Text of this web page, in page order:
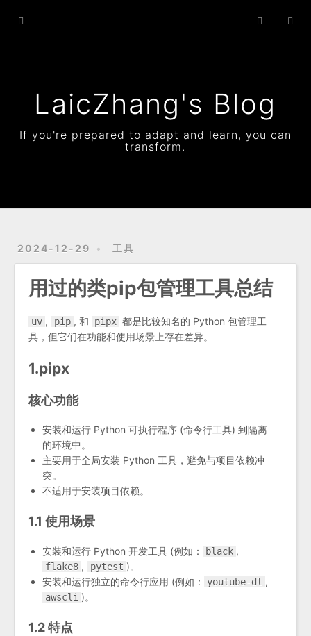
LaicZhang's Blog
If you're prepared to adapt and learn, you can
transform.
2024-12-29 工具
用过的类pip包管理工具总结
uv , pip , 和 pipx 都是比较知名的 Python 包管理工
具，但它们在功能和使用场景上存在差异。
1.pipx
核心功能
安装和运行 Python 可执行程序 (命令行工具) 到隔离
的环境中。
主要用于全局安装 Python 工具，避免与项目依赖冲
突。
不适用于安装项目依赖。
1.1 使用场景
安装和运行 Python 开发工具 (例如： black ,
flake8 , pytest )。
安装和运行独立的命令行应用 (例如：
youtube-dl ,
awscli )。
1.2 特点
Home
Resume